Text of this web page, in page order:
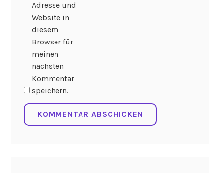
Adresse und
Website in
diesem
Browser für
meinen
nächsten
Kommentar
speichern.